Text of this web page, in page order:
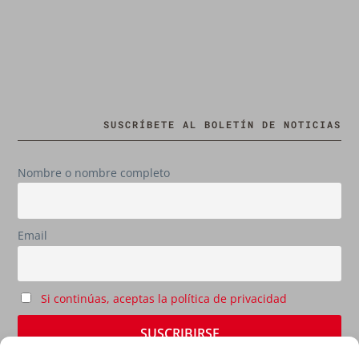
SUSCRÍBETE AL BOLETÍN DE NOTICIAS
Nombre o nombre completo
Email
Si continúas, aceptas la política de privacidad